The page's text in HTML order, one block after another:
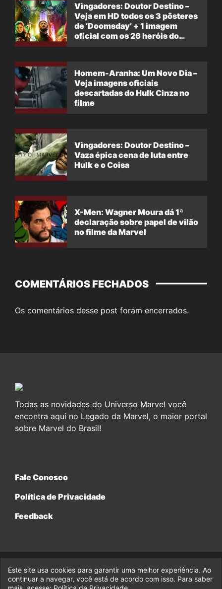
Vingadores: Doutor Destino –
Veja em HD todos os 3 pôsteres
de ‘Doomsday’ + 1 imagem
oficial com os 26 heróis do
Homem-Aranha: Um Novo Dia –
Veja imagens oficiais
descartadas do Hulk Cinza no
filme
Vingadores: Doutor Destino –
Vaza épica cena de luta entre
Hulk e o Coisa
X-Men: Wagner Moura dá 1ª
declaração sobre papel de vilão
no filme da Marvel
COMENTÁRIOS FECHADOS
Os comentários desse post foram encerrados.
Todas as novidades do Universo Marvel você
encontra aqui no Legado da Marvel, o maior portal
sobre Marvel do Brasil!
Fale Conosco
Política de Privacidade
Feedback
© 2017-2026 Legado da Marvel, uma empresa da Legado
Enterprises.
Este site usa cookies para garantir uma melhor experiência. Ao
continuar a navegar, você está de acordo com isso. Para saber